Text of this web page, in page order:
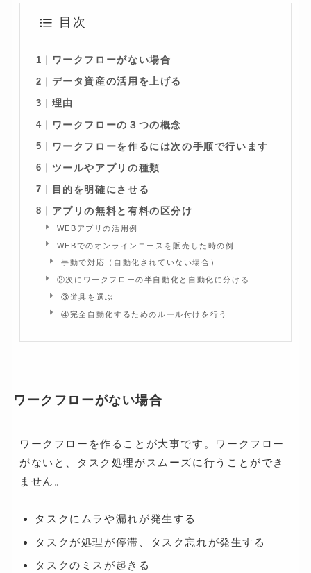
目次
ワークフローがない場合
データ資産の活用を上げる
理由
ワークフローの３つの概念
ワークフローを作るには次の手順で行います
ツールやアプリの種類
目的を明確にさせる
アプリの無料と有料の区分け
WEBアプリの活用例
WEBでのオンラインコースを販売した時の例
手動で対応（自動化されていない場合）
②次にワークフローの半自動化と自動化に分ける
③道具を選ぶ
④完全自動化するためのルール付けを行う
ワークフローがない場合
ワークフローを作ることが大事です。ワークフロー
がないと、タスク処理がスムーズに行うことができ
ません。
タスクにムラや漏れが発生する
タスクが処理が停滞、タスク忘れが発生する
タスクのミスが起きる